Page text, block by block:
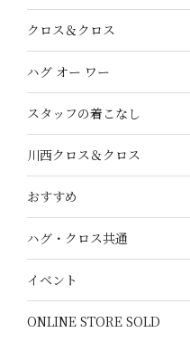
クロス＆クロス
ハグ オー ワー
スタッフの着こなし
川西クロス＆クロス
おすすめ
ハグ・クロス共通
イベント
ONLINE STORE SOLD